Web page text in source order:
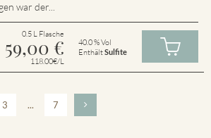
war der...
0.5 L Flasche
59,00 €
118.00€/L
40.0 % Vol
EnthältSulfite
3 ... 7